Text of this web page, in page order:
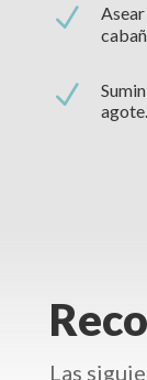
N
N
agote.
Las